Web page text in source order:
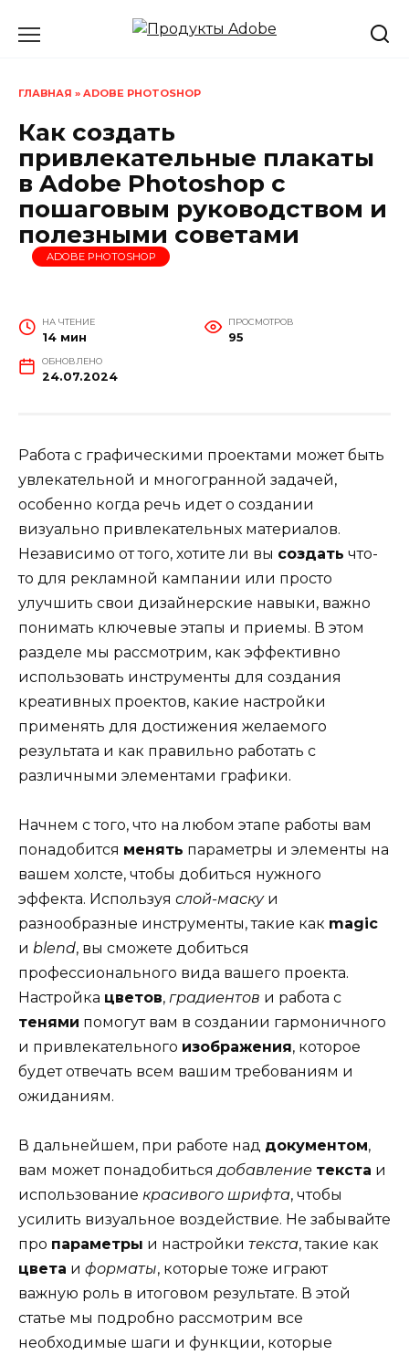
ГЛАВНАЯ » ADOBE PHOTOSHOP
Как создать
привлекательные плакаты
в Adobe Photoshop с
пошаговым руководством и
полезными советами
ADOBE PHOTOSHOP
НА ЧТЕНИЕ
14 мин
ПРОСМОТРОВ
95
ОБНОВЛЕНО
24.07.2024
Работа с графическими проектами может быть
увлекательной и многогранной задачей,
особенно когда речь идет о создании
визуально привлекательных материалов.
Независимо от того, хотите ли вы создать что-
то для рекламной кампании или просто
улучшить свои дизайнерские навыки, важно
понимать ключевые этапы и приемы. В этом
разделе мы рассмотрим, как эффективно
использовать инструменты для создания
креативных проектов, какие настройки
применять для достижения желаемого
результата и как правильно работать с
различными элементами графики.
Начнем с того, что на любом этапе работы вам
понадобится менять параметры и элементы на
вашем холсте, чтобы добиться нужного
эффекта. Используя слой-маскуи
разнообразные инструменты, такие как magic
и blend, вы сможете добиться
профессионального вида вашего проекта.
Настройка цветов, градиентов и работа с
тенями помогут вам в создании гармоничного
и привлекательного изображения, которое
будет отвечать всем вашим требованиям и
ожиданиям.
В дальнейшем, при работе над документом,
вам может понадобитьсядобавление текста и
использование красивого шрифта, чтобы
усилить визуальное воздействие. Не забывайте
про параметры и настройки текста, такие как
цвета и форматы, которые тоже играют
важную роль в итоговом результате. В этой
статье мы подробно рассмотрим все
необходимые шаги и функции, которые